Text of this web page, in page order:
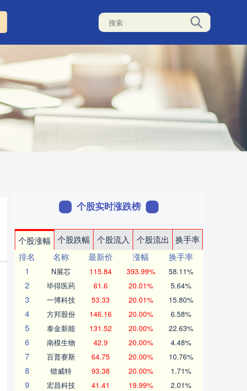
个股实时涨跌榜
个股涨幅 个股跌幅 个股流入 个股流出
换手率
排名
名称 最新价 涨幅
换手率
1
N展芯 115.84 393.99% 58.11%
2 毕得医药 61.6 20.01% 5.64%
3 一博科技 53.33 20.01% 15.80%
4 方邦股份 146.16 20.00% 6.58%
5 泰金新能 131.52 20.00% 22.63%
6 南模生物 42.9 20.00% 4.48%
7 百普赛斯 64.75 20.00% 10.76%
8 锴威特 93.38 20.00% 1.71%
9 宏昌科技 41.41 19.99% 2.01%